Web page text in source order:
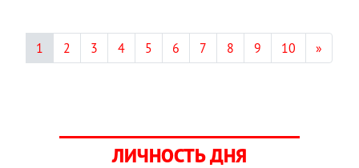
1 2 3 4 5 6 7 8 9 10 »
ЛИЧНОСТЬ ДНЯ